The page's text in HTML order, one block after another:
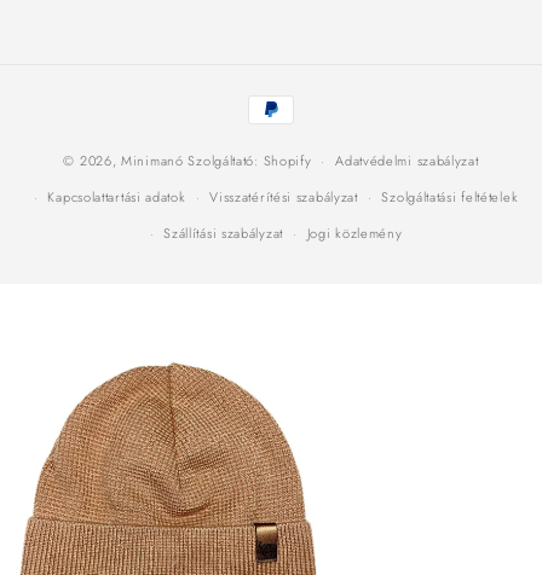
Fizetési
módok
© 2026,Minimanó Szolgáltató: Shopify
Adatvédelmi szabályzat
Kapcsolattartási adatok
Visszatérítési szabályzat
Szolgáltatási feltételek
Szállítási szabályzat
Jogi közlemény